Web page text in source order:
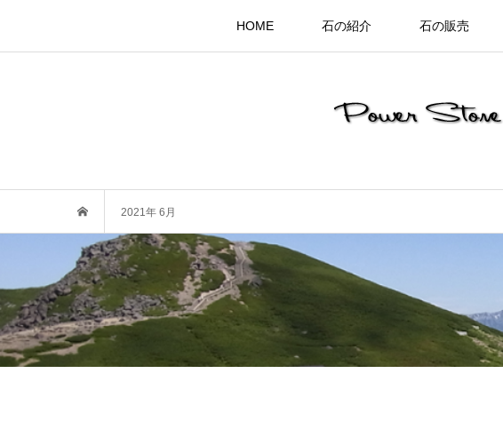
HOME 石の紹介 石の販売
2021年 6月